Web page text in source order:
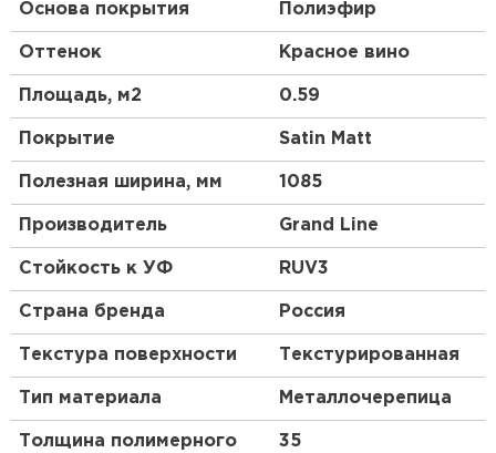
Основа покрытия Полиэфир
Оттенок Красное вино
Площадь, м2 0.59
Покрытие Satin Matt
Полезная ширина, мм 1085
Производитель Grand Line
Стойкость к УФ RUV3
Страна бренда Россия
Текстура поверхности Текстурированная
Тип материала Металлочерепица
Толщина полимерного 35